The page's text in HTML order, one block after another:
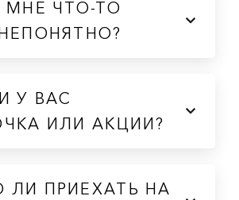
МНЕ ЧТО-ТО
У ВАС
ИЛИ АКЦИИ?
ПРИЕХАТЬ НА